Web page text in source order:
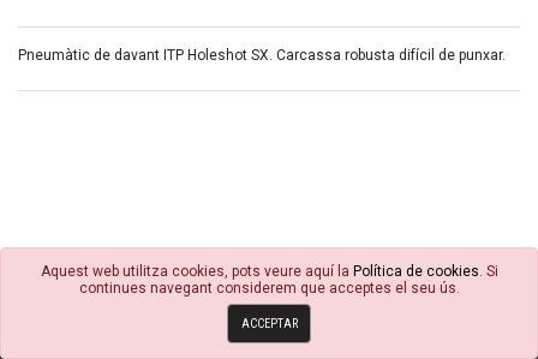
Pneumàtic de davant ITP Holeshot SX. Carcassa robusta difícil de punxar.
Avisos Legals
Aquest web utilitza cookies, pots veure aquí la Política de cookies . Si
continues navegant considerem que acceptes el seu ús.
ACCEPTAR